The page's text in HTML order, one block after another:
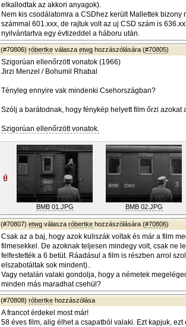
elkallodtak az akkori anyagok).
Nem kis csodálatomra a CSDhez került Mallettek
számmal 601.xxx, de rajtuk volt az uj CSD szám is
nyilvántartva egy évtizeddel a háboru után.
(#70806) róbertke válasza etwg hozzászólására (#70805)
Szigorúan ellenőrzött vonatok (1966)
Jirzi Menzel / Bohumil Rhabal
Tényleg ennyire vak mindenki Csehországban?
Szólj a barátodnak, hogy fénykép helyett film őrzi azokat
Szigorúan ellenőrzött vonatok.
BMB 01.JPG BMB 02.JPG
(#70807) etwg válasza róbertke hozzászólására (#70806)
Csak az a baj, hogy azok kuliszák voltak és már a film
filmesekkel. De azoknak teljesen mindegy volt, csak ne
felfestették a 6 betüt. Ráadásul a film is részben arrol
elszabotáltak sok mindent)..
Vagy netalán valaki gondolja, hogy a németek
minden más maradhat csehül?
(#70808) róbertke hozzászólása
A francot érdekel most már!
58 éves film, alig élhet a csapatból valaki. Ezt kapjuk, ezt